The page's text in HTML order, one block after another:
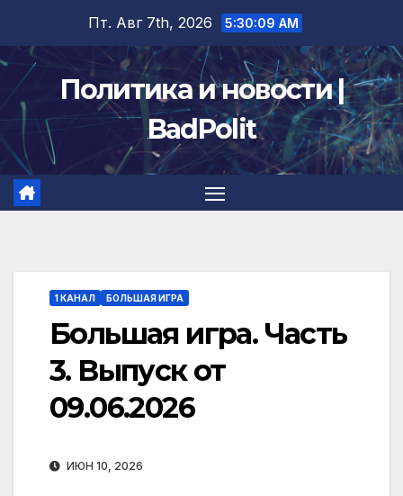
содержимому
Пт. Авг 7th, 2026 5:30:09 AM
Политика и новости |
BadPolit
1 КАНАЛ БОЛЬШАЯ ИГРА
Большая игра. Часть
3. Выпуск от
09.06.2026
ИЮН 10, 2026